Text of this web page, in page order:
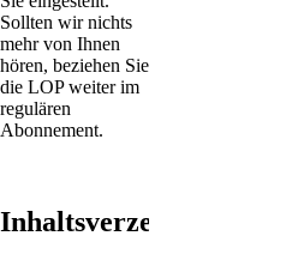
Sollten wir nichts
mehr von Ihnen
hören, beziehen Sie
die LOP weiter im
regulären
Abonnement.
Inhaltsverzeichnis